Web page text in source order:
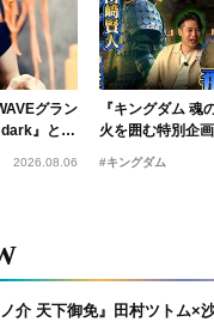
グラン
』と同
2026.08.06
『キングダム 魂
火を囲む特別企
の“キングダムキ
#キングダム
ノ介 天下御免』田村ツトム×